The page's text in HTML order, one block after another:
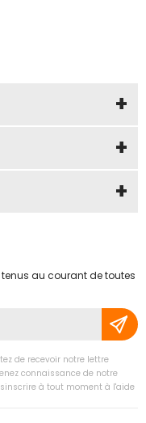
au courant de toutes
de recevoir notre lettre
connaissance de notre
à tout moment à l'aide